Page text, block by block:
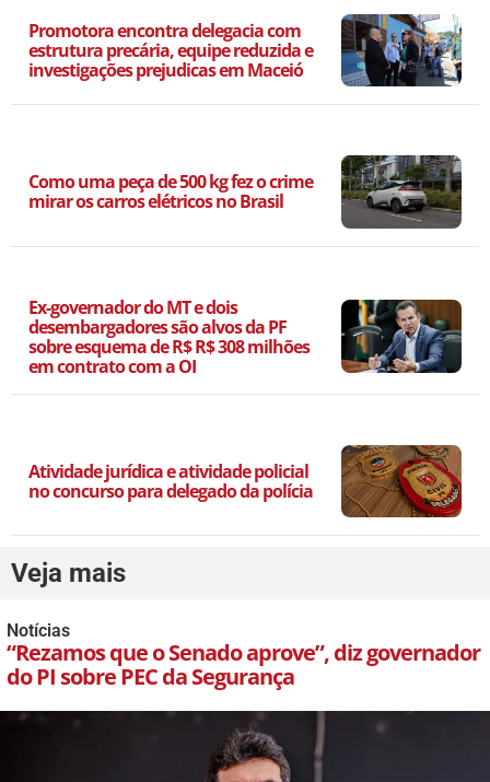
Promotora encontra delegacia com
estrutura precária, equipe reduzida e
investigações prejudicas em Maceió
Como uma peça de 500 kg fez o crime
mirar os carros elétricos no Brasil
Ex-governador do MT e dois
desembargadores são alvos da PF
sobre esquema de R$ R$ 308 milhões
em contrato com a OI
Atividade jurídica e atividade policial
no concurso para delegado da polícia
Veja mais
Notícias
“Rezamos que o Senado aprove”, diz governador
do PI sobre PEC da Segurança